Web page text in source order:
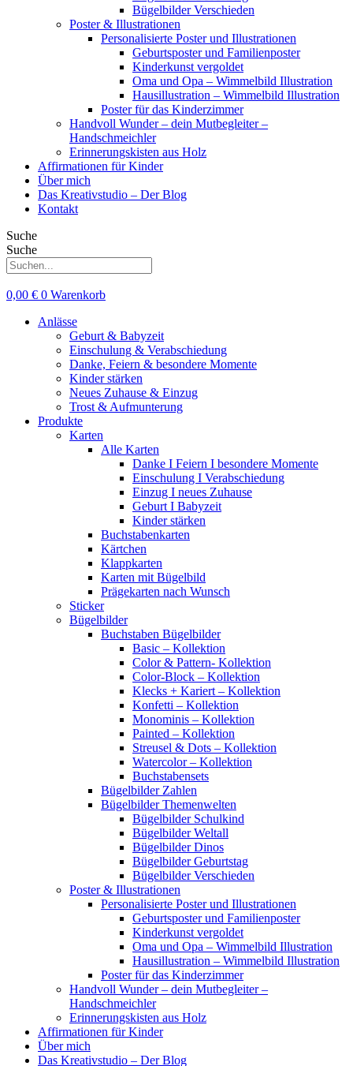
Bügelbilder Verschieden
Poster & Illustrationen
Personalisierte Poster und Illustrationen
Geburtsposter und Familienposter
Kinderkunst vergoldet
Oma und Opa – Wimmelbild Illustration
Hausillustration – Wimmelbild Illustration
Poster für das Kinderzimmer
Handvoll Wunder – dein Mutbegleiter –
Handschmeichler
Erinnerungskisten aus Holz
Affirmationen für Kinder
Über mich
Das Kreativstudio – Der Blog
Kontakt
Suche
Suche
0,00 € 0 Warenkorb
Anlässe
Geburt & Babyzeit
Einschulung & Verabschiedung
Danke, Feiern & besondere Momente
Kinder stärken
Neues Zuhause & Einzug
Trost & Aufmunterung
Produkte
Karten
Alle Karten
Danke I Feiern I besondere Momente
Einschulung I Verabschiedung
Einzug I neues Zuhause
Geburt I Babyzeit
Kinder stärken
Buchstabenkarten
Kärtchen
Klappkarten
Karten mit Bügelbild
Prägekarten nach Wunsch
Sticker
Bügelbilder
Buchstaben Bügelbilder
Basic – Kollektion
Color & Pattern- Kollektion
Color-Block – Kollektion
Klecks + Kariert – Kollektion
Konfetti – Kollektion
Monominis – Kollektion
Painted – Kollektion
Streusel & Dots – Kollektion
Watercolor – Kollektion
Buchstabensets
Bügelbilder Zahlen
Bügelbilder Themenwelten
Bügelbilder Schulkind
Bügelbilder Weltall
Bügelbilder Dinos
Bügelbilder Geburtstag
Bügelbilder Verschieden
Poster & Illustrationen
Personalisierte Poster und Illustrationen
Geburtsposter und Familienposter
Kinderkunst vergoldet
Oma und Opa – Wimmelbild Illustration
Hausillustration – Wimmelbild Illustration
Poster für das Kinderzimmer
Handvoll Wunder – dein Mutbegleiter –
Handschmeichler
Erinnerungskisten aus Holz
Affirmationen für Kinder
Über mich
Das Kreativstudio – Der Blog